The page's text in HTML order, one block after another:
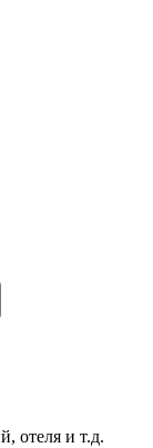
отеля и т.д.